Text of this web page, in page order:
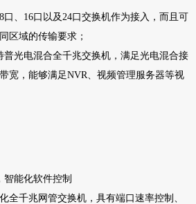
8口、 16口以及24口交换机作为接入，而且可
区域的传输要求；
普光电混合全千兆交换机，满足光电混合接
宽，能够满足NVR、视频管理服务器等视
智能化软件控制
全千兆网管交换机， 具有端口速率控制、